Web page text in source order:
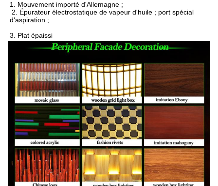
1. Mouvement importé d'Allemagne ;
2. Épurateur électrostatique de vapeur d'huile ; port spécial
d'aspiration ;
3. Plat épaissi